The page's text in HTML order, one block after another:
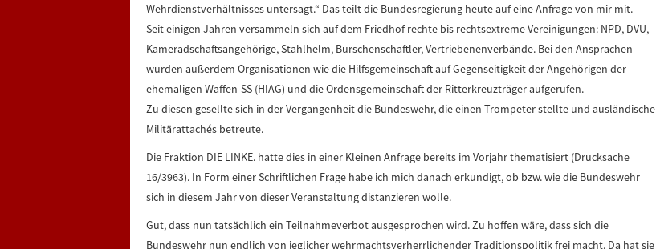
Wehrdienstverhältnisses untersagt.“ Das teilt die Bundesregierung heute auf eine Anfrage von mir mit.
Seit einigen Jahren versammeln sich auf dem Friedhof rechte bis rechtsextreme Vereinigungen: NPD, DVU,
Kameradschaftsangehörige, Stahlhelm, Burschenschaftler, Vertriebenenverbände. Bei den Ansprachen
wurden außerdem Organisationen wie die Hilfsgemeinschaft auf Gegenseitigkeit der Angehörigen der
ehemaligen Waffen-SS (HIAG) und die Ordensgemeinschaft der Ritterkreuzträger aufgerufen.
Zu diesen gesellte sich in der Vergangenheit die Bundeswehr, die einen Trompeter stellte und ausländische
Militärattachés betreute.
Die Fraktion DIE LINKE. hatte dies in einer Kleinen Anfrage bereits im Vorjahr thematisiert (Drucksache
16/3963). In Form einer Schriftlichen Frage habe ich mich danach erkundigt, ob bzw. wie die Bundeswehr
sich in diesem Jahr von dieser Veranstaltung distanzieren wolle.
Gut, dass nun tatsächlich ein Teilnahmeverbot ausgesprochen wird. Zu hoffen wäre, dass sich die
Bundeswehr nun endlich von jeglicher wehrmachtsverherrlichender Traditionspolitik frei macht. Da hat sie